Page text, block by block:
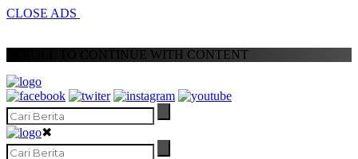
CLOSE ADS
SCROLL TO CONTINUE WITH CONTENT
✖